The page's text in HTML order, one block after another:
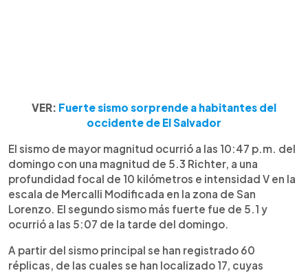
VER: Fuerte sismo sorprende a habitantes del
occidente de El Salvador
El sismo de mayor magnitud ocurrió a las 10:47 p.m. del
domingo con una magnitud de 5.3 Richter, a una
profundidad focal de 10 kilómetros e intensidad V en la
escala de Mercalli Modificada en la zona de San
Lorenzo. El segundo sismo más fuerte fue de 5.1 y
ocurrió a las 5:07 de la tarde del domingo.
A partir del sismo principal se han registrado 60
réplicas, de las cuales se han localizado 17, cuyas